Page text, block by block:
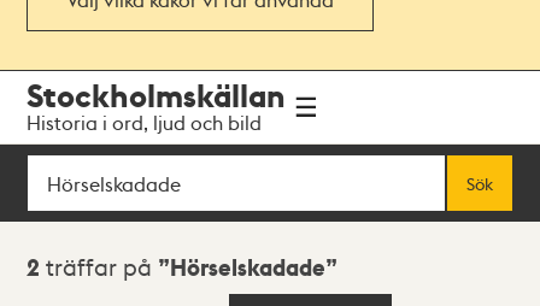
navigationen
huvudinnehållet
Stockholmskällan
Historia i ord, ljud och bild
Sök
Sök
Sökresultat
2 träffar på Hörselskadade